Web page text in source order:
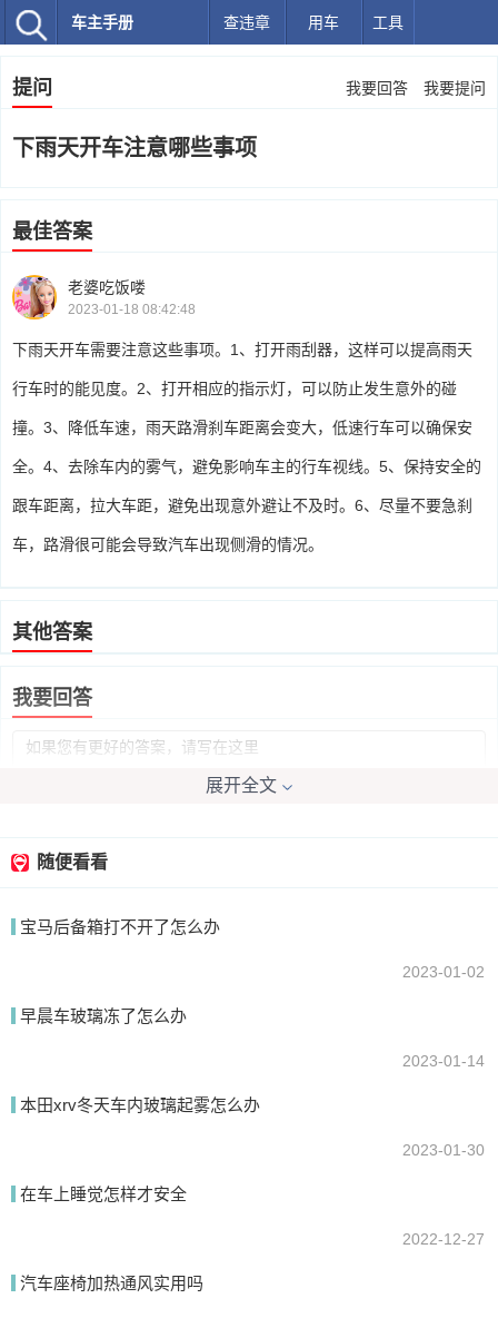
车主手册 查违章 用车 工具
提问 我要回答 我要提问
下雨天开车注意哪些事项
最佳答案
老婆吃饭喽
2023-01-18 08:42:48
下雨天开车需要注意这些事项。1、打开雨刮器，这样可以提高雨天
行车时的能见度。2、打开相应的指示灯，可以防止发生意外的碰
撞。3、降低车速，雨天路滑刹车距离会变大，低速行车可以确保安
全。4、去除车内的雾气，避免影响车主的行车视线。5、保持安全的
跟车距离，拉大车距，避免出现意外避让不及时。6、尽量不要急刹
车，路滑很可能会导致汽车出现侧滑的情况。
其他答案
我要回答
提交
展开全文
随便看看
宝马后备箱打不开了怎么办
2023-01-02
早晨车玻璃冻了怎么办
2023-01-14
本田xrv冬天车内玻璃起雾怎么办
2023-01-30
在车上睡觉怎样才安全
2022-12-27
汽车座椅加热通风实用吗